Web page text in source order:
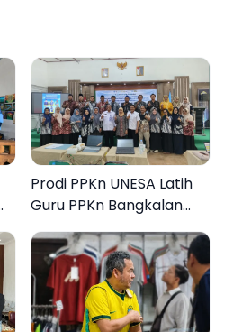
Prodi PPKn UNESA Latih
Guru PPKn Bangkalan
dengan Pembelajaran
Inovasi Teknologi